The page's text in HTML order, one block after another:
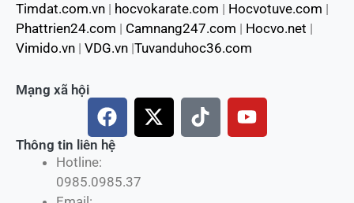
Timdat.com.vn | hocvokarate.com | Hocvotuve.com |
Phattrien24.com | Camnang247.com | Hocvo.net |
Vimido.vn | VDG.vn |Tuvanduhoc36.com
Hotline:
0985.0985.37
Mạng xã hội
F
a
c
b
X
-
T
i
Y
o
Thông tin liên hệ